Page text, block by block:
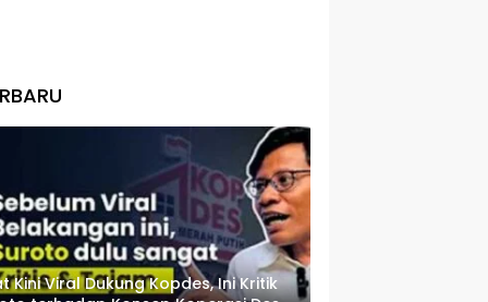
Kini Viral Dukung Kopdes, Ini Kritik